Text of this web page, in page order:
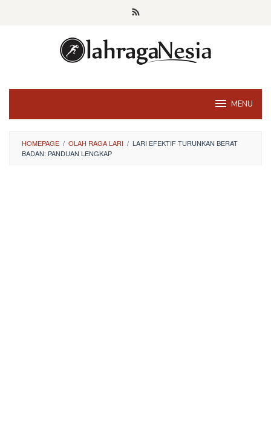
MENU
HOMEPAGE / OLAH RAGA LARI / LARI EFEKTIF TURUNKAN BERAT
BADAN: PANDUAN LENGKAP